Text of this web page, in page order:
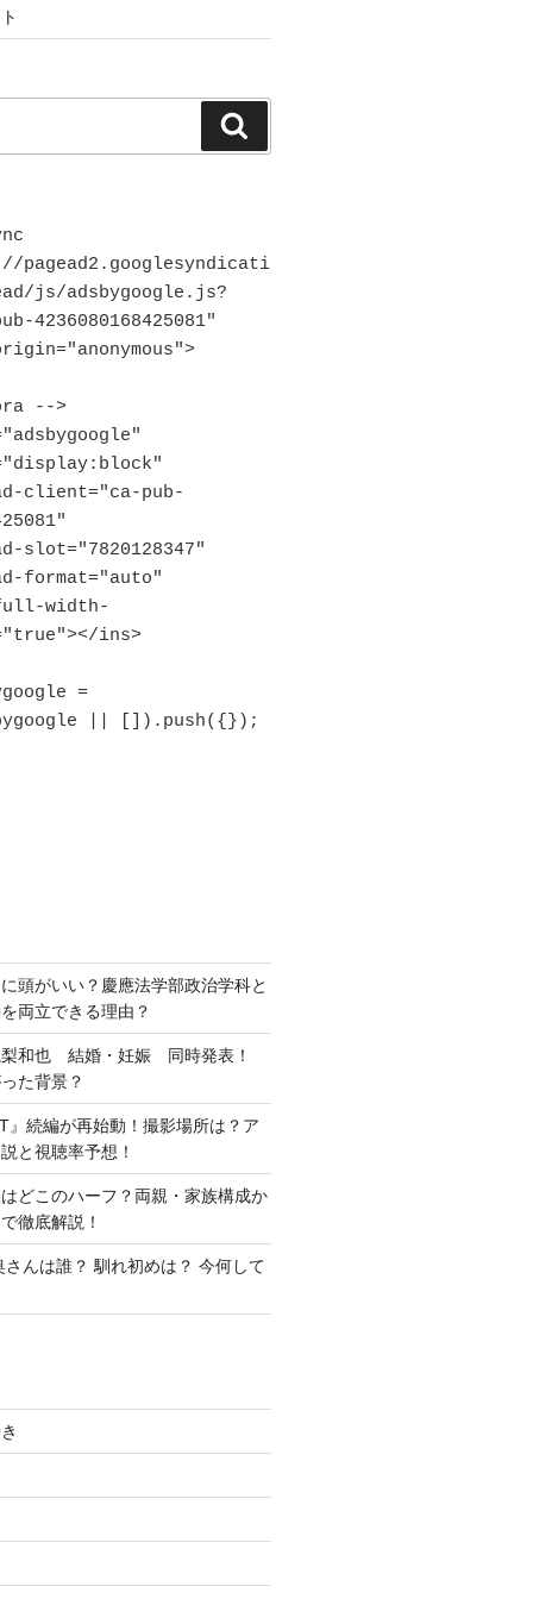
索
pagead2.googlesyndicati
js/adsbygoogle.js?
4236080168425081"
-->
ins>
|| []).push({});
頭がいい？慶應法学部政治学科と
両立できる理由？
和也 結婚・妊娠 同時発表！
た背景？
』続編が再始動！撮影場所は？ア
と視聴率予想！
どこのハーフ？両親・家族構成か
徹底解説！
んは誰？ 馴れ初めは？ 今何して